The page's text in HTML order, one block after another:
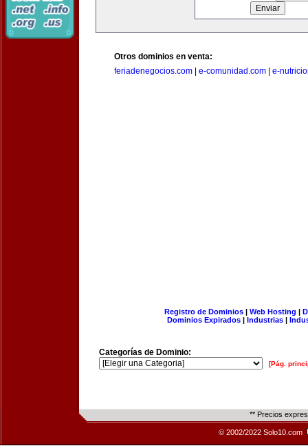
Otros dominios en venta:
feriadenegocios.com
e-comunidad.com e-
Registro de Dominios| Web Hosting |
Dominios Expirados | Industrias |
Categorías de Dominio:
[Pág.
** Precios
© 2002/2022 Solo10.com